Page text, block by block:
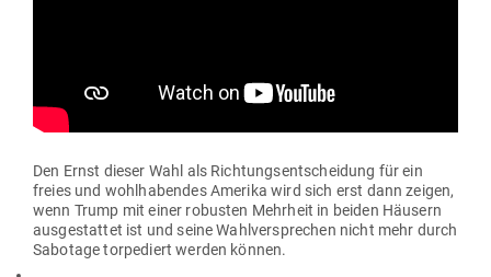
Den Ernst dieser Wahl als Rich­tungs­ent­scheidung für ein
freies und wohl­ha­bendes Amerika wird sich erst dann zeigen,
wenn Trump mit einer robusten Mehrheit in beiden Häusern
aus­ge­stattet ist und seine Wahl­ver­sprechen nicht mehr durch
Sabotage tor­pe­diert werden können.